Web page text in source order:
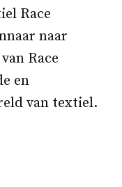
Race
naar
Race
en
van textiel.